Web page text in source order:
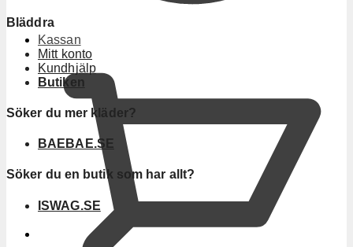
Kassan
Bläddra
Mitt konto
Kundhjälp
Butiken
Söker du mer kläder?
BAEBAE.SE
Söker du en butik som har allt?
ISWAG.SE